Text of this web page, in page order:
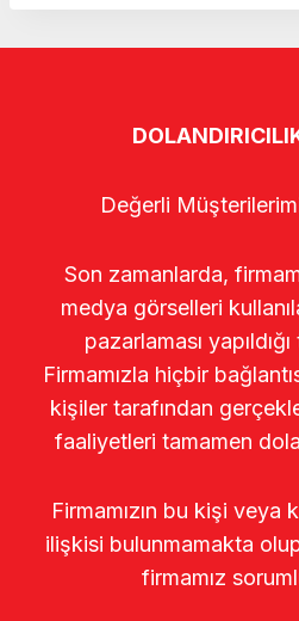
Değerli
Son zamanlarda,
medya görselleri
pazarlaması
Firmamızla hiçbir
kişiler tarafından
faaliyetleri tamamen
Firmamızın bu kişi veya
ilişkisi bulunmamakta
firmamız